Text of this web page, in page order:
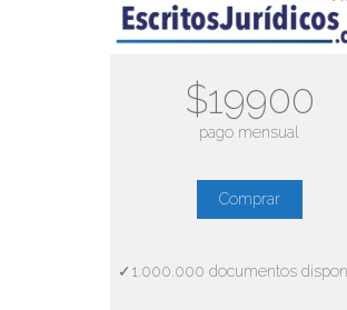
$19900
pago mensual
Comprar
✓1.000.000 documentos